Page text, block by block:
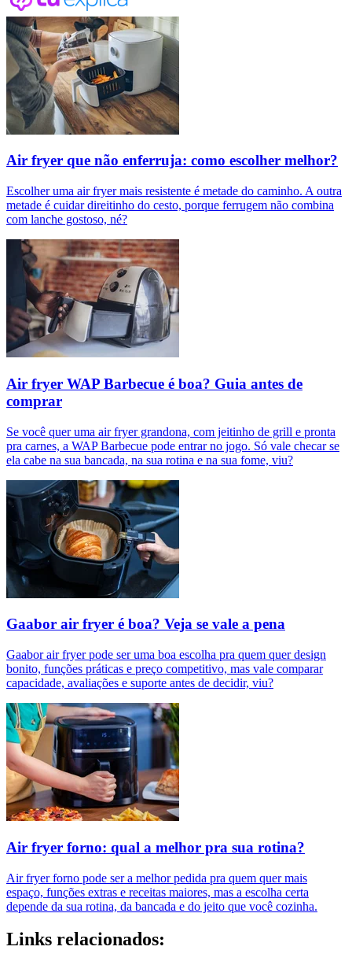
Air fryer que não enferruja: como escolher melhor?
Escolher uma air fryer mais resistente é metade do caminho. A outra
metade é cuidar direitinho do cesto, porque ferrugem não combina
com lanche gostoso, né?
Air fryer WAP Barbecue é boa? Guia antes de
comprar
Se você quer uma air fryer grandona, com jeitinho de grill e pronta
pra carnes, a WAP Barbecue pode entrar no jogo. Só vale checar se
ela cabe na sua bancada, na sua rotina e na sua fome, viu?
Gaabor air fryer é boa? Veja se vale a pena
Gaabor air fryer pode ser uma boa escolha pra quem quer design
bonito, funções práticas e preço competitivo, mas vale comparar
capacidade, avaliações e suporte antes de decidir, viu?
Air fryer forno: qual a melhor pra sua rotina?
Air fryer forno pode ser a melhor pedida pra quem quer mais
espaço, funções extras e receitas maiores, mas a escolha certa
depende da sua rotina, da bancada e do jeito que você cozinha.
Links relacionados: